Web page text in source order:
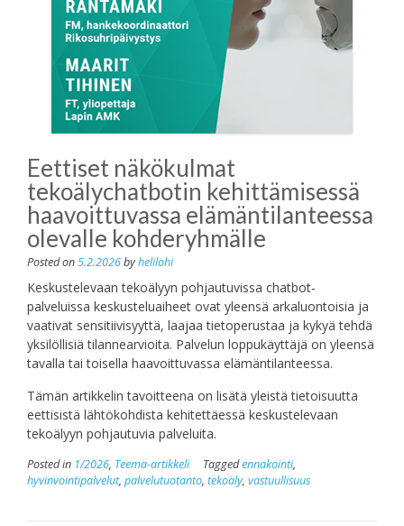
Eettiset näkökulmat
tekoälychatbotin kehittämisessä
haavoittuvassa elämäntilanteessa
olevalle kohderyhmälle
Posted on5.2.2026byhelilohi
Keskustelevaan tekoälyyn pohjautuvissa chatbot-
palveluissa keskusteluaiheet ovat yleensä arkaluontoisia ja
vaativat sensitiivisyyttä, laajaa tietoperustaa ja kykyä tehdä
yksilöllisiä tilannearvioita. Palvelun loppukäyttäjä on yleensä
tavalla tai toisella haavoittuvassa elämäntilanteessa.
Tämän artikkelin tavoitteena on lisätä yleistä tietoisuutta
eettisistä lähtökohdista kehitettäessä keskustelevaan
tekoälyyn pohjautuvia palveluita.
Posted in 1/2026, Teema-artikkeli Taggedennakointi,
hyvinvointipalvelut, palvelutuotanto, tekoäly, vastuullisuus